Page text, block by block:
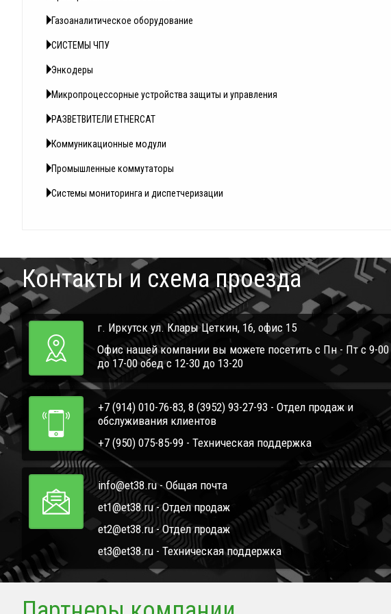
Газоаналитическое оборудование
СИСТЕМЫ ЧПУ
Энкодеры
Микропроцессорные устройства защиты и управления
РАЗВЕТВИТЕЛИ ETHERCAT
Коммуникационные модули
Промышленные коммутаторы
Системы мониторинга и диспетчеризации
Контакты и схема проезда
г. Иркутск ул. Клары Цеткин, 16, офис 15
Офис нашей компании вы можете посетить с Пн - Пт с 9-00
до 17-00 обед с 12-30 до 13-20
+7 (914) 010-76-83, 8 (3952) 93-27-93 - Отдел продаж и
обслуживания клиентов
+7 (950) 075-85-99 - Техническая поддержка
info@et38.ru - Общая почта
et1@et38.ru - Отдел продаж
et2@et38.ru - Отдел продаж
et3@et38.ru - Техническая поддержка